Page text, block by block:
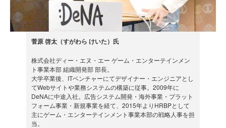
菅原 啓太（すがわら けいた）氏
株式会社ディー・エヌ・エー ゲーム・エンターテインメン
ト事業本部 組織開発部 部長。
大学卒業後、ITベンチャーにてデザイナー・エンジニアとし
てWebサイトや業務システムの構築に従事。2009年に
DeNAに中途入社。広告システム開発・海外事業・プラット
フォーム事業・新規事業を経て、2015年よりHRBPとして
主にゲーム・エンターテインメント事業本部の戦略人事を担
当。